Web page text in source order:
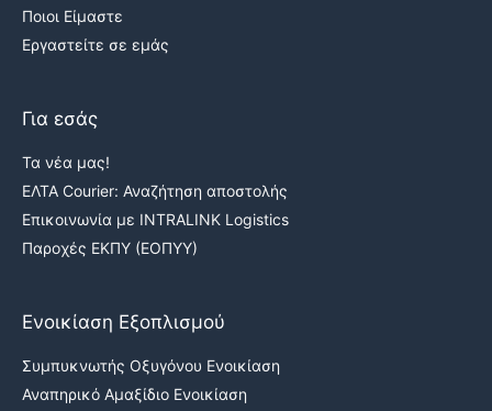
Ποιοι Είμαστε
Εργαστείτε σε εμάς
Για εσάς
Τα νέα μας!
ΕΛΤΑ Courier: Αναζήτηση αποστολής
Επικοινωνία με INTRALINK Logistics
Παροχές ΕΚΠΥ (ΕΟΠΥΥ)
Ενοικίαση Εξοπλισμού
Συμπυκνωτής Οξυγόνου Ενοικίαση
Αναπηρικό Αμαξίδιο Ενοικίαση